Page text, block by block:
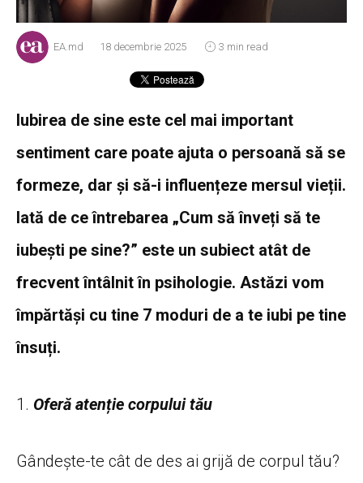
EA.md 18 decembrie 2025 3 min read
Iubirea de sine este cel mai important
sentiment care poate ajuta o persoană să se
formeze, dar și să-i influențeze mersul vieții.
Iată de ce întrebarea „Cum să înveți să te
iubești pe sine?” este un subiect atât de
frecvent întâlnit în psihologie. Astăzi vom
împărtăși cu tine 7 moduri de a te iubi pe tine
însuți.
1. Oferă atenție corpului tău
Gândește-te cât de des ai grijă de corpul tău?